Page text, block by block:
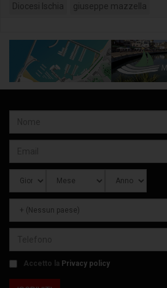
Diocesi Ischia giuseppe mazzella
Accetto la Privacy policy